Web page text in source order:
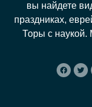
вы найдете
праздниках,
Торы с наукой.